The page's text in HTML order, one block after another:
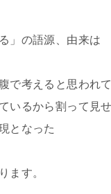
」の語源、由来は
で考えると思われ
いるから割って見
となった
ます。